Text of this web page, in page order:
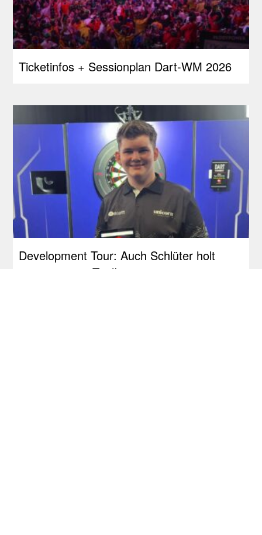
Ticketinfos + Sessionplan Dart-WM 2026
Development Tour: Auch Schlüter holt
seinen ersten Titel!